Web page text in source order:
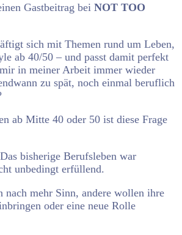
Gastbeitrag bei NOT TOO
sich mit Themen rund um Leben,
ab 40/50 – und passt damit perfekt
in meiner Arbeit immer wieder
zu spät, noch einmal beruflich
ab Mitte 40 oder 50 ist diese Frage
bisherige Berufsleben war
unbedingt erfüllend.
nach mehr Sinn, andere wollen ihre
oder eine neue Rolle